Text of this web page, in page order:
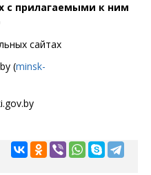
с прилагаемыми к ним
сайтах
(minsk-